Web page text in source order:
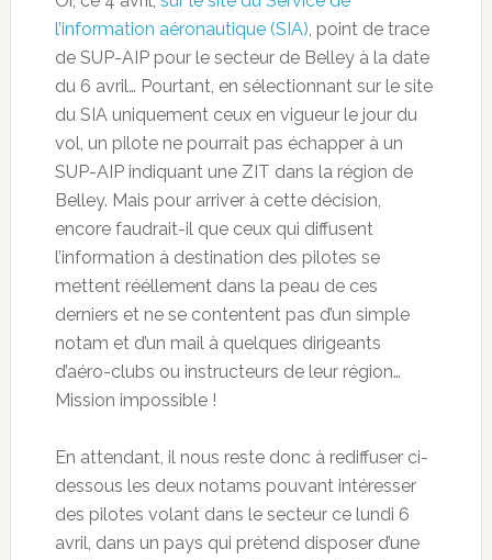
l’information aéronautique (SIA), point de trace
de SUP-AIP pour le secteur de Belley à la date
du 6 avril… Pourtant, en sélectionnant sur le site
du SIA uniquement ceux en vigueur le jour du
vol, un pilote ne pourrait pas échapper à un
SUP-AIP indiquant une ZIT dans la région de
Belley. Mais pour arriver à cette décision,
encore faudrait-il que ceux qui diffusent
l’information à destination des pilotes se
mettent rééllement dans la peau de ces
derniers et ne se contentent pas d’un simple
notam et d’un mail à quelques dirigeants
d’aéro-clubs ou instructeurs de leur région…
Mission impossible !
En attendant, il nous reste donc à rediffuser ci-
dessous les deux notams pouvant intéresser
des pilotes volant dans le secteur ce lundi 6
avril, dans un pays qui prétend disposer d’une